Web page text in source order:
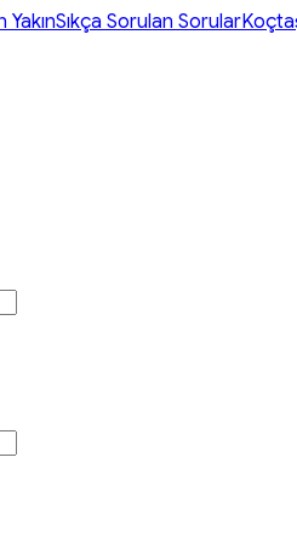
YakınSıkça Sorulan Sorular